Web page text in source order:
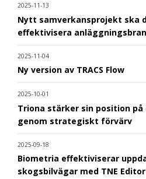
2025-11-13
Nytt samverkansprojekt ska
effektivisera
2025-11-04
Ny version av TRACS Flow
2025-10-01
Triona stärker sin position
genom strategiskt förvärv
2025-09-18
Biometria effektiviserar
skogsbilvägar med TNE Editor